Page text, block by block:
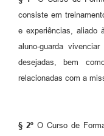
consiste em
e experiências, aliado
aluno-guarda
desejadas, bem
relacionadas com a
§ 2º O Curso de